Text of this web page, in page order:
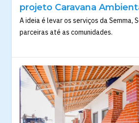
projeto Caravana
A ideia é levar os serviços da Semma,
parceiras até as comunidades.